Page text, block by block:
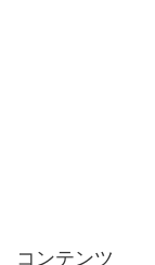
コンテンツ